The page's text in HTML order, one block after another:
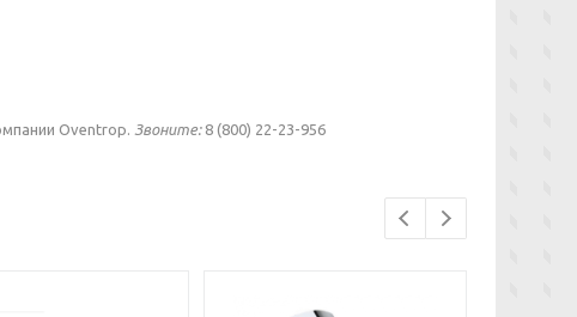
Oventrop. Звоните:8 (800) 22-23-956